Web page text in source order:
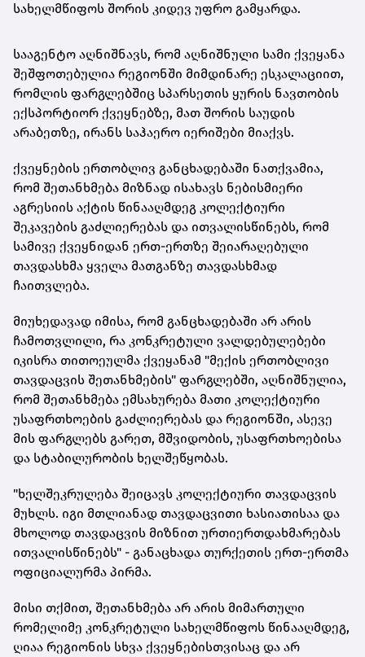
სახელმწიფოს შორის კიდევ უფრო გამყარდა.
სააგენტო აღნიშნავს, რომ აღნიშნული სამი ქვეყანა
შეშფოთებულია რეგიონში მიმდინარე ესკალაციით,
რომლის ფარგლებშიც სპარსეთის ყურის ნავთობის
ექსპორტიორ ქვეყნებზე, მათ შორის საუდის
არაბეთზე, ირანს საჰაერო იერიშები მიაქვს.
ქვეყნების ერთობლივ განცხადებაში ნათქვამია,
რომ შეთანხმება მიზნად ისახავს ნებისმიერი
აგრესიის აქტის წინააღმდეგ კოლექტიური
შეკავების გაძლიერებას და ითვალისწინებს, რომ
სამივე ქვეყნიდან ერთ-ერთზე შეიარაღებული
თავდასხმა ყველა მათგანზე თავდასხმად
ჩაითვლება.
მიუხედავად იმისა, რომ განცხადებაში არ არის
ჩამოთვლილი, რა კონკრეტული ვალდებულებები
იკისრა თითოეულმა ქვეყანამ "მექის ერთობლივი
თავდაცვის შეთანხმების" ფარგლებში, აღნიშნულია,
რომ შეთანხმება ემსახურება მათი კოლექტიური
უსაფრთხოების გაძლიერებას და რეგიონში, ასევე
მის ფარგლებს გარეთ, მშვიდობის, უსაფრთხოებისა
და სტაბილურობის ხელშეწყობას.
"ხელშეკრულება შეიცავს კოლექტიური თავდაცვის
მუხლს. იგი მთლიანად თავდაცვითი ხასიათისაა და
მხოლოდ თავდაცვის მიზნით ურთიერთდახმარებას
ითვალისწინებს" - განაცხადა თურქეთის ერთ-ერთმა
ოფიციალურმა პირმა.
მისი თქმით, შეთანხმება არ არის მიმართული
რომელიმე კონკრეტული სახელმწიფოს წინააღმდეგ,
ღიაა რეგიონის სხვა ქვეყნებისთვისაც და არ